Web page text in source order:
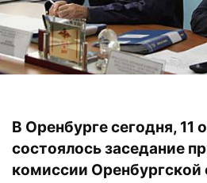
В Оренбурге сегодня, 11
состоялось заседание
комиссии Оренбургской